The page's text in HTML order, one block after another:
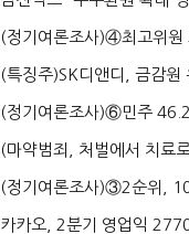
로이터에 성명...
(정기여론조사)④최고위원
원 '양강'…서미...
(특징주)SK디앤디, 금감원
장 초반 상한가...
(정기여론조사)⑥민주
31.0%…오차범위 밖 ...
(마약범죄, 처벌에서 치료
독)"마약은 전염병…여성...
(정기여론조사)③2순위,
'송영길'…정청래 '한 ...
카카오, 2분기 영업익